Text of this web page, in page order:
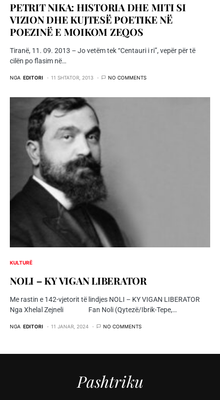
PETRIT NIKA: HISTORIA DHE MITI SI
VIZION DHE KUJTESË POETIKE NË
POEZINË E MOIKOM ZEQOS
Tiranë, 11. 09. 2013 – Jo vetëm tek “Centauri i ri”, vepër për të
cilën po flasim në…
NGA EDITORI 11 SHTATOR, 2013 NO COMMENTS
KULTURË
NOLI – KY VIGAN LIBERATOR
Me rastin e 142-vjetorit të lindjes NOLI – KY VIGAN LIBERATOR
Nga Xhelal Zejneli Fan Noli (Qytezë/Ibrik-Tepe,…
NGA EDITORI 11 JANAR, 2024 NO COMMENTS
Pashtriku